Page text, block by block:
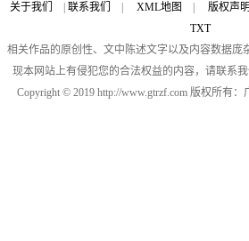
关于我们 联系我们 XML地图 版权声明
TXT
相关作品的原创性、文中陈述文字以及内容数据庞
现本网站上有侵犯您的合法权益的内容，请联系
Copyright © 2019 http://www.gtrzf.com 版权所有